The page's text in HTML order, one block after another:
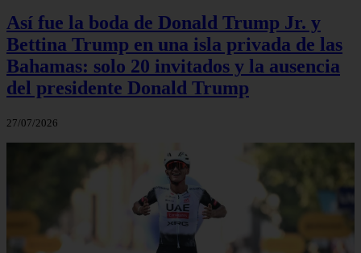
Así fue la boda de Donald Trump Jr. y
Bettina Trump en una isla privada de las
Bahamas: solo 20 invitados y la ausencia
del presidente Donald Trump
27/07/2026